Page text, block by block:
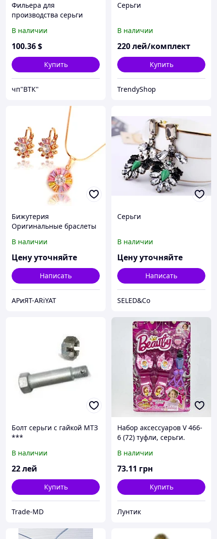
Фильера для
производства серьги
В наличии
100.36$
Купить
чп"ВТК"
Серьги
В наличии
220лей/комплект
Купить
TrendyShop
Бижутерия
Оригинальные браслеты
серьги, стильные
комплекты
В наличии
Цену уточняйте
Написать
АРиЯТ-ARiYAT
Серьги
В наличии
Цену уточняйте
Написать
SELED&Co
Болт серьги с гайкой МТЗ
***
В наличии
22лей
Купить
Trade-MD
Набор аксессуаров V 466-
6 (72) туфли, серьги.
В наличии
73.11 грн
Купить
Лунтик